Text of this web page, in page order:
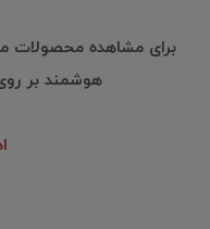
برای مشاهده محصولات
هوشمند بر